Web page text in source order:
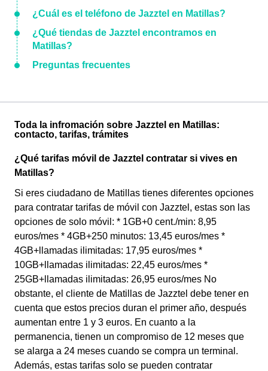
¿Cuál es el teléfono de Jazztel en Matillas?
¿Qué tiendas de Jazztel encontramos en
Matillas?
Preguntas frecuentes
Toda la infromación sobre Jazztel en Matillas:
contacto, tarifas, trámites
¿Qué tarifas móvil de Jazztel contratar si vives en
Matillas?
Si eres ciudadano de Matillas tienes diferentes opciones
para contratar tarifas de móvil con Jazztel, estas son las
opciones de solo móvil: * 1GB+0 cent./min: 8,95
euros/mes * 4GB+250 minutos: 13,45 euros/mes *
4GB+llamadas ilimitadas: 17,95 euros/mes *
10GB+llamadas ilimitadas: 22,45 euros/mes *
25GB+llamadas ilimitadas: 26,95 euros/mes No
obstante, el cliente de Matillas de Jazztel debe tener en
cuenta que estos precios duran el primer año, después
aumentan entre 1 y 3 euros. En cuanto a la
permanencia, tienen un compromiso de 12 meses que
se alarga a 24 meses cuando se compra un terminal.
Además, estas tarifas solo se pueden contratar